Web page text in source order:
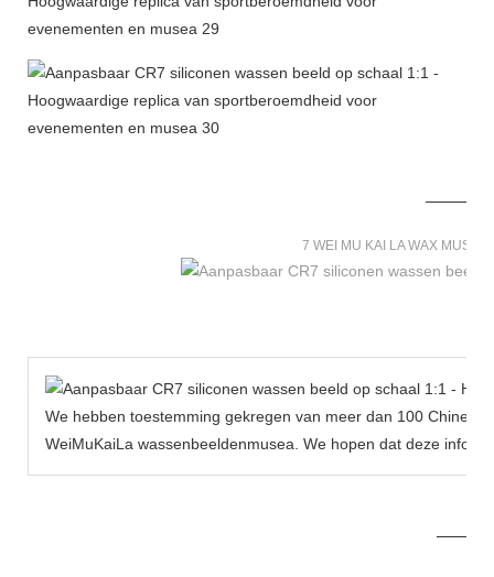
7 WEI MU KAI LA WAX
We hebben toestemming gekregen van meer dan 100
WeiMuKaiLa wassenbeeldenmusea. We hopen dat deze